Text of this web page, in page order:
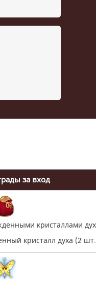
за вход
кристаллами
кристалл духа (2